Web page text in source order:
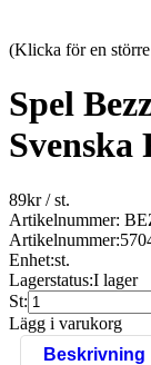
(Klicka för en
Spel
89kr/ st.
Artikelnummer:
Artikelnummer:
Enhet:st.
Lagerstatus:I lager
St:
Lägg i varukorg
Beskrivning